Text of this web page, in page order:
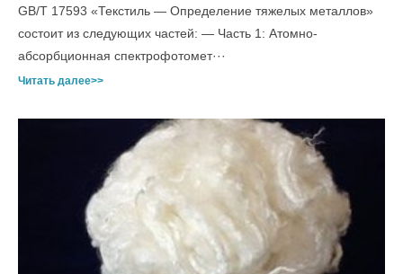
GB/T 17593 «Текстиль — Определение тяжелых металлов»
состоит из следующих частей: — Часть 1: Атомно-
абсорбционная спектрофотомет···
Читать далее>>